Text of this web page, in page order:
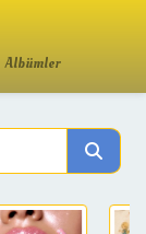
Albümler